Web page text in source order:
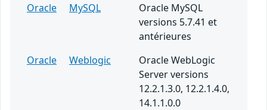
Oracle
MySQL
Oracle MySQL
versions 5.7.41 et
antérieures
Oracle
Weblogic
Oracle WebLogic
Server versions
12.2.1.3.0, 12.2.1.4.0,
14.1.1.0.0